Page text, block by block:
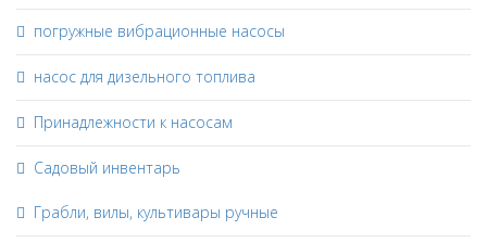
погружные вибрационные насосы
насос для дизельного топлива
Принадлежности к насосам
Садовый инвентарь
Грабли, вилы, культивары ручные